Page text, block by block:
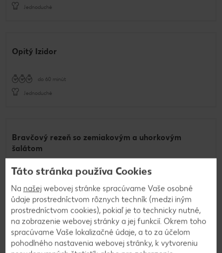
Jednoduché
Opitý Izidor
do 60 minút
Jednoduché
Bravčový rezeň so zemiakovým a uhorkovým
šalátom
do 60 minút
Rafinované
Sviečková na smotane
Táto stránka používa Cookies
Na našej webovej stránke spracúvame Vaše osobné
údaje prostredníctvom rôznych techník (medzi iným
prostredníctvom cookies), pokiaľ je to technicky nutné,
na zobrazenie webovej stránky a jej funkcií. Okrem toho
spracúvame Vaše lokalizačné údaje, a to za účelom
pohodlného nastavenia webovej stránky, k vytvoreniu